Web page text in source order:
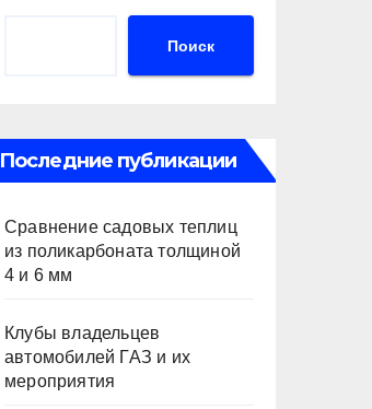
Поиск
Последние публикации
Сравнение садовых теплиц
из поликарбоната толщиной
4 и 6 мм
Клубы владельцев
автомобилей ГАЗ и их
мероприятия